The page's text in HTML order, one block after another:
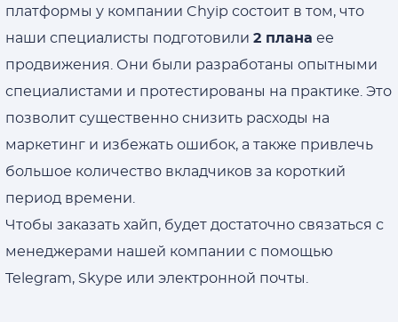
платформы у компании Chyip состоит в том, что
наши специалисты подготовили 2 плана ее
продвижения. Они были разработаны опытными
специалистами и протестированы на практике. Это
позволит существенно снизить расходы на
маркетинг и избежать ошибок, а также привлечь
большое количество вкладчиков за короткий
период времени.
Чтобы заказать хайп, будет достаточно связаться с
менеджерами нашей компании с помощью
Telegram, Skype или электронной почты.